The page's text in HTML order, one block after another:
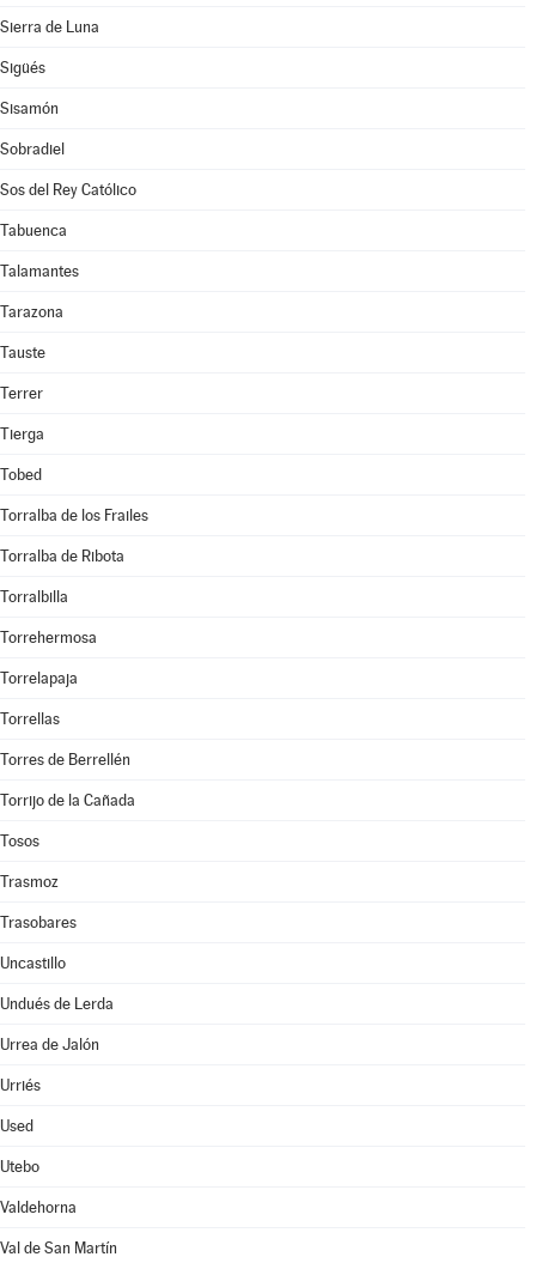
Sierra de Luna
Sigüés
Sisamón
Sobradiel
Sos del Rey Católico
Tabuenca
Talamantes
Tarazona
Tauste
Terrer
Tierga
Tobed
Torralba de los Frailes
Torralba de Ribota
Torralbilla
Torrehermosa
Torrelapaja
Torrellas
Torres de Berrellén
Torrijo de la Cañada
Tosos
Trasmoz
Trasobares
Uncastillo
Undués de Lerda
Urrea de Jalón
Urriés
Used
Utebo
Valdehorna
Val de San Martín